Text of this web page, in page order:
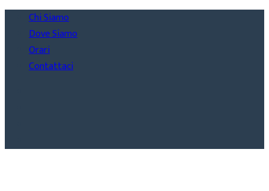
Chi Siamo
Dove Siamo
Orari
Contattaci